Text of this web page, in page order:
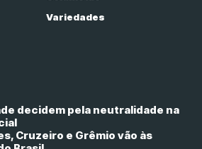
Variedades
decidem pela neutralidade na
Cruzeiro e Grêmio vão às